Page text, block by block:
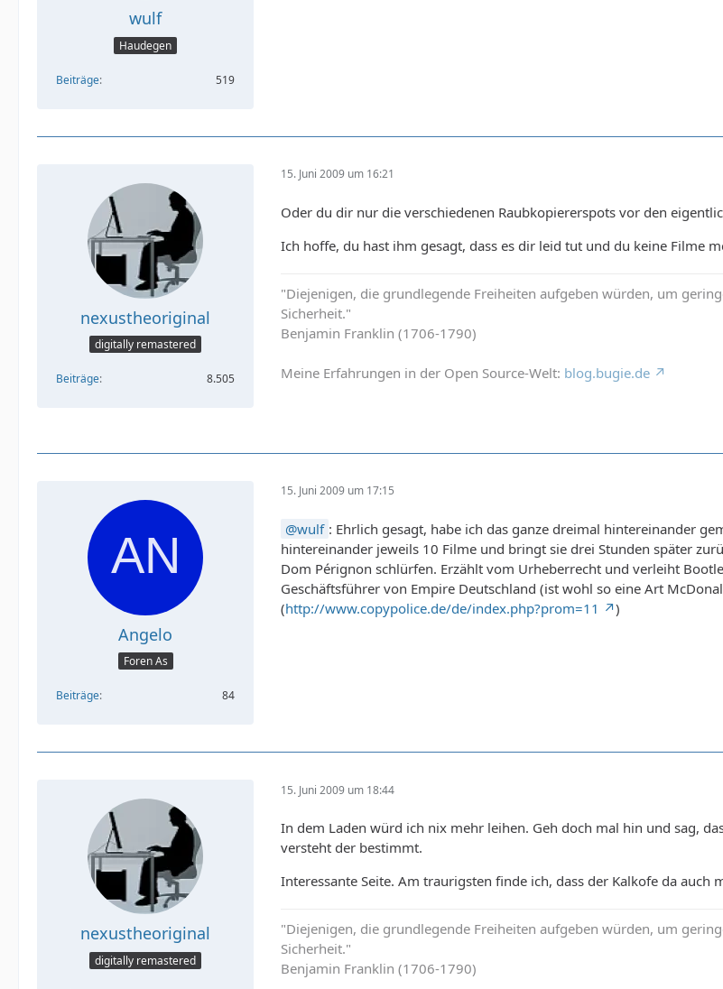
wulf
Haudegen
Beiträge 519
nexustheoriginal
digitally remastered
Beiträge 8.505
15. Juni 2009 um 16:21
Oder du dir nur die verschiedenen Raubkopiererspots vor den
Ich hoffe, du hast ihm gesagt, dass es dir leid tut und du keine Filme
"Diejenigen, die grundlegende Freiheiten aufgeben würden, um
Sicherheit."
Benjamin Franklin (1706-1790)
Meine Erfahrungen in der Open Source-Welt: blog.bugie.de
Angelo
Foren As
Beiträge 84
15. Juni 2009 um 17:15
wulf : Ehrlich gesagt, habe ich das ganze dreimal hintereinander
hintereinander jeweils 10 Filme und bringt sie drei Stunden später
Dom Pérignon schlürfen. Erzählt vom Urheberrecht und verleiht
Geschäftsführer von Empire Deutschland (ist wohl so eine Art
(http://www.copypolice.de/de/index.php?prom=11 )
nexustheoriginal
digitally remastered
15. Juni 2009 um 18:44
In dem Laden würd ich nix mehr leihen. Geh doch mal hin und sag,
versteht der bestimmt.
Interessante Seite. Am traurigsten finde ich, dass der Kalkofe da auch
"Diejenigen, die grundlegende Freiheiten aufgeben würden, um
Sicherheit."
Benjamin Franklin (1706-1790)